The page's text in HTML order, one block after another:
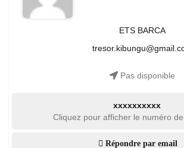
ETS BARCA
Pas disponible
xxxxxxxxxx
Cliquez pour afficher le numéro
Répondre par email